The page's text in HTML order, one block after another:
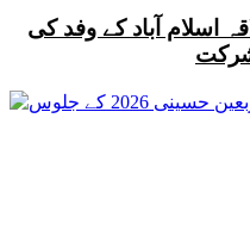
اسلام آباد کے وفد کی